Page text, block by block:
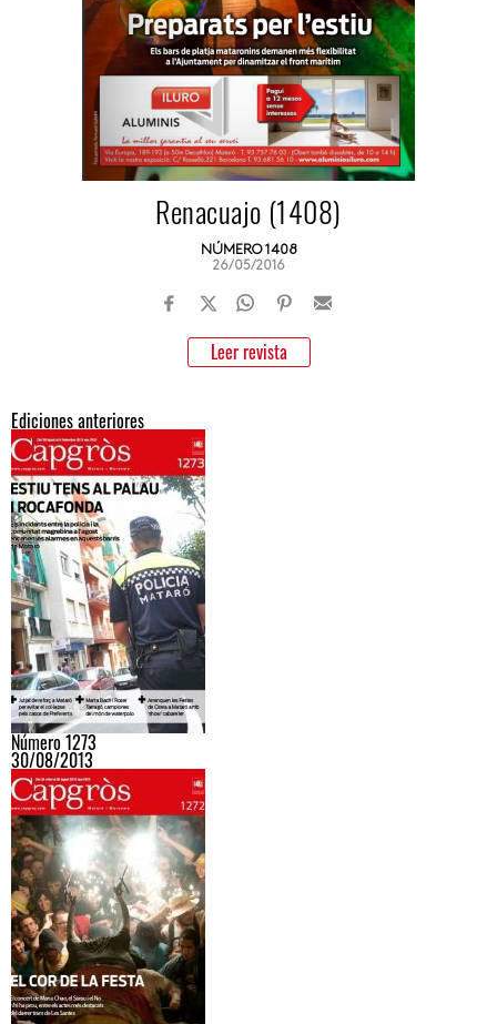
Renacuajo (1408)
NÚMERO 1408
26/05/2016
Leer revista
Ediciones anteriores
Número 1273
30/08/2013